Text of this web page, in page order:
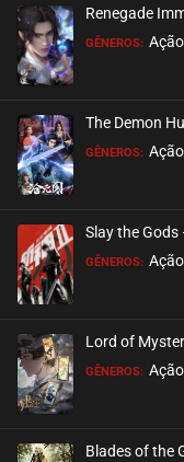
Renegade
GÊNEROS:
The Demon
GÊNEROS:
Slay the Gods
GÊNEROS:
Lord of
GÊNEROS:
Blades of the